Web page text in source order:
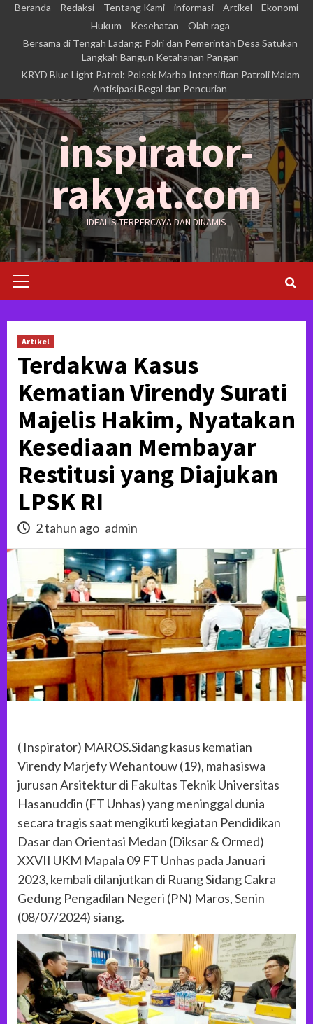
Skip
content
Beranda Redaksi Tentang Kami informasi Artikel
Ekonomi
Hukum
Kesehatan
Olah raga
Bersama di Tengah Ladang: Polri dan Pemerintah Desa Satukan
Langkah Bangun Ketahanan Pangan
KRYD Blue Light Patrol: Polsek Marbo Intensifkan Patroli Malam
Antisipasi Begal dan Pencurian
inspirator-
rakyat.com
IDEALIS TERPERCAYA DAN DINAMIS
Menu
Artikel
Terdakwa Kasus
Kematian Virendy Surati
Majelis Hakim, Nyatakan
Kesediaan Membayar
Restitusi yang Diajukan
LPSK RI
2 tahun ago admin
( Inspirator) MAROS.Sidang kasus kematian
Virendy Marjefy Wehantouw (19), mahasiswa
jurusan Arsitektur di Fakultas Teknik Universitas
Hasanuddin (FT Unhas) yang meninggal dunia
secara tragis saat mengikuti kegiatan Pendidikan
Dasar dan Orientasi Medan (Diksar & Ormed)
XXVII UKM Mapala 09 FT Unhas pada Januari
2023, kembali dilanjutkan di Ruang Sidang Cakra
Gedung Pengadilan Negeri (PN) Maros, Senin
(08/07/2024) siang.